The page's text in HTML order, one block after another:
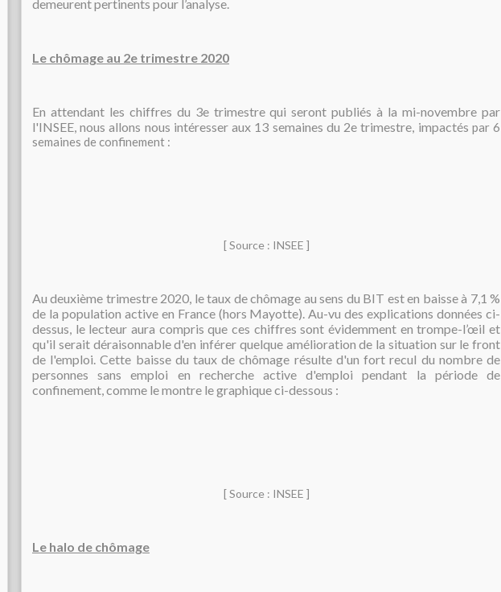
demeurent pertinents pour l’analyse.
Le chômage au 2e trimestre 2020
En attendant les chiffres du 3e trimestre qui seront publiés à la mi-novembre par
l'INSEE, nous allons nous intéresser aux 13 semaines du 2e trimestre, impactés par 6
semaines de confinement :
[ Source : INSEE ]
Au deuxième trimestre 2020, le taux de chômage au sens du BIT est en baisse à 7,1 %
de la population active en France (hors Mayotte). Au-vu des explications données ci-
dessus, le lecteur aura compris que ces chiffres sont évidemment en trompe-l’œil et
qu'il serait déraisonnable d'en inférer quelque amélioration de la situation sur le front
de l'emploi. Cette baisse du taux de chômage résulte d'un fort recul du nombre de
personnes sans emploi en recherche active d'emploi pendant la période de
confinement, comme le montre le graphique ci-dessous :
[ Source : INSEE ]
Le halo de chômage